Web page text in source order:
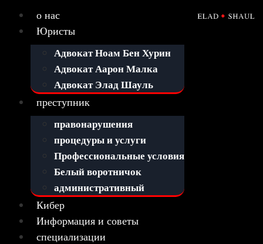
о нас
Юристы
Адвокат Ноам Бен Хурин
Адвокат Аарон Малка
Адвокат Элад Шауль
преступник
правонарушения
процедуры и услуги
Профессиональные условия
Белый воротничок
административный
Кибер
Информация и советы
специализации